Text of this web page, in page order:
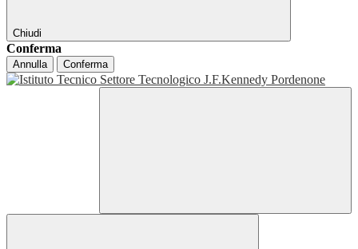
Chiudi
Conferma
Annulla Conferma